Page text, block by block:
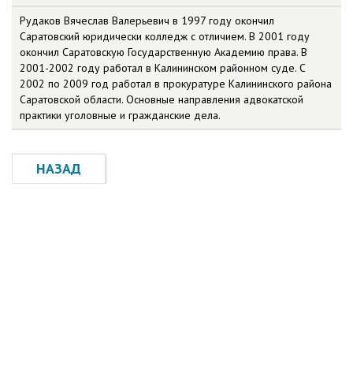
Рудаков Вячеслав Валерьевич в 1997 году окончил
Саратовский юридически колледж с отличием. В 2001 году
окончил Саратовскую Государственную Академию права. В
2001-2002 году работал в Калининском районном суде. С
2002 по 2009 год работал в прокуратуре Калининского района
Саратовской области. Основные направления адвокатской
практики уголовные и гражданские дела.
НАЗАД